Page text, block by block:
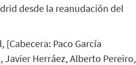
desde la reanudación del
Paco García
Javier Herráez, Alberto Pereiro,